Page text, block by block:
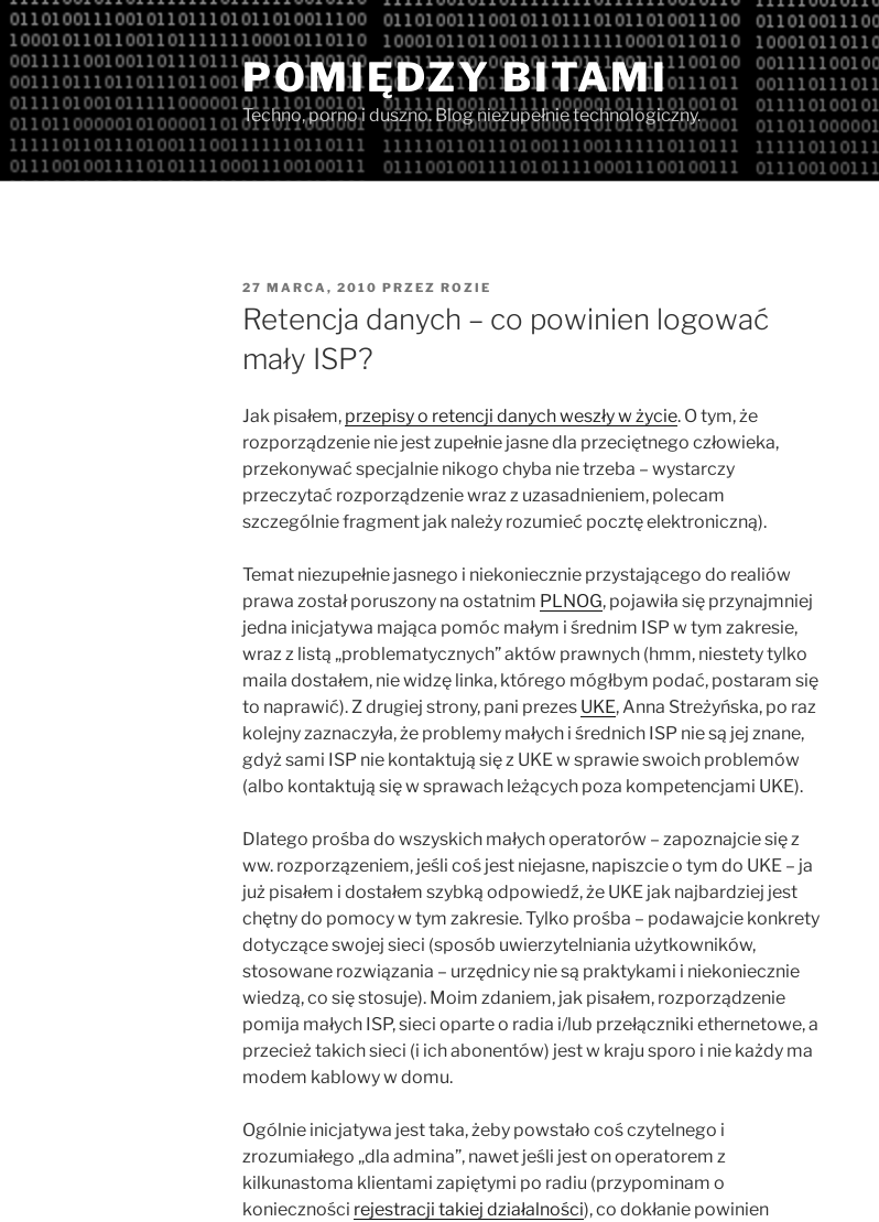
Przejdź
do
treści
POMIĘDZY BITAMI
Techno, porno i duszno. Blog niezupełnie technologiczny.
OPUBLIKOWANE
W
27 MARCA, 2010 PRZEZ ROZIE
Retencja danych – co powinien logować
mały ISP?
Jak pisałem, przepisy o retencji danych weszły w życie. O tym, że
rozporządzenie nie jest zupełnie jasne dla przeciętnego człowieka,
przekonywać specjalnie nikogo chyba nie trzeba – wystarczy
przeczytać rozporządzenie wraz z uzasadnieniem, polecam
szczególnie fragment jak należy rozumieć pocztę elektroniczną).
Temat niezupełnie jasnego i niekoniecznie przystającego do realiów
prawa został poruszony na ostatnim PLNOG, pojawiła się przynajmniej
jedna inicjatywa mająca pomóc małym i średnim ISP w tym zakresie,
wraz z listą „problematycznych” aktów prawnych (hmm, niestety tylko
maila dostałem, nie widzę linka, którego mógłbym podać, postaram się
to naprawić). Z drugiej strony, pani prezes UKE, Anna Streżyńska, po raz
kolejny zaznaczyła, że problemy małych i średnich ISP nie są jej znane,
gdyż sami ISP nie kontaktują się z UKE w sprawie swoich problemów
(albo kontaktują się w sprawach leżących poza kompetencjami UKE).
Dlatego prośba do wszyskich małych operatorów – zapoznajcie się z
ww. rozporzązeniem, jeśli coś jest niejasne, napiszcie o tym do UKE – ja
już pisałem i dostałem szybką odpowiedź, że UKE jak najbardziej jest
chętny do pomocy w tym zakresie. Tylko prośba – podawajcie konkrety
dotyczące swojej sieci (sposób uwierzytelniania użytkowników,
stosowane rozwiązania – urzędnicy nie są praktykami i niekoniecznie
wiedzą, co się stosuje). Moim zdaniem, jak pisałem, rozporządzenie
pomija małych ISP, sieci oparte o radia i/lub przełączniki ethernetowe, a
przecież takich sieci (i ich abonentów) jest w kraju sporo i nie każdy ma
modem kablowy w domu.
Ogólnie inicjatywa jest taka, żeby powstało coś czytelnego i
zrozumiałego „dla admina”, nawet jeśli jest on operatorem z
kilkunastoma klientami zapiętymi po radiu (przypominam o
konieczności rejestracji takiej działalności), co dokłanie powinien